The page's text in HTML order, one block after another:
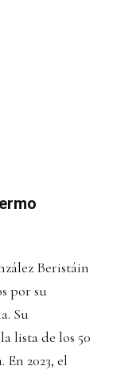
Beristáin
por su
Su
lista de los 50
2023, el